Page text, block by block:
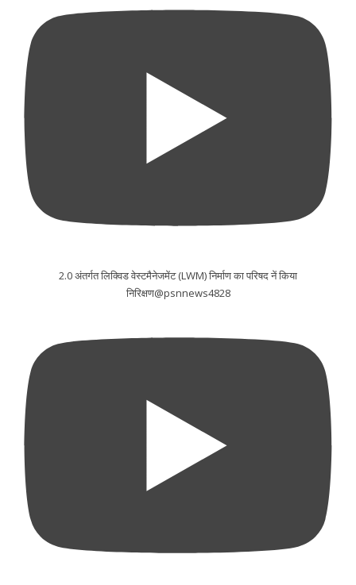
2.0 अंतर्गत लिक्विड वेस्टमैनेजमेंट (LWM) निर्माण का परिषद नें किया
निरिक्षण@psnnews4828